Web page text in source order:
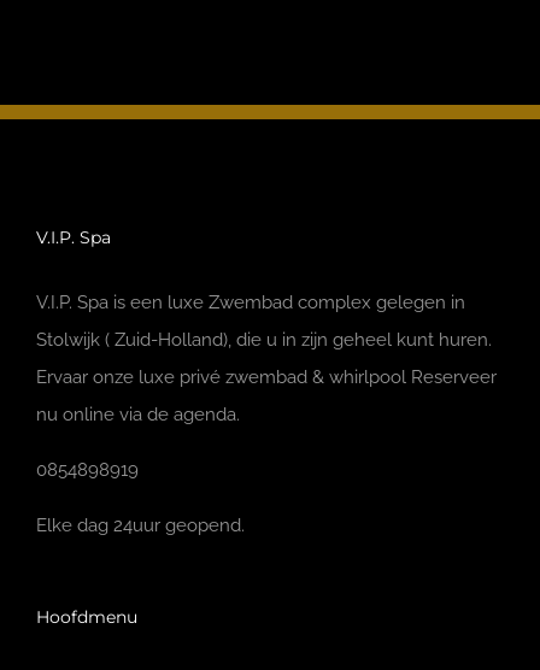
V.I.P. Spa
V.I.P. Spa is een luxe Zwembad complex gelegen in
Stolwijk ( Zuid-Holland), die u in zijn geheel kunt huren.
Ervaar onze luxe privé zwembad & whirlpool Reserveer
nu online via de agenda.
0854898919
Elke dag 24uur geopend.
Hoofdmenu